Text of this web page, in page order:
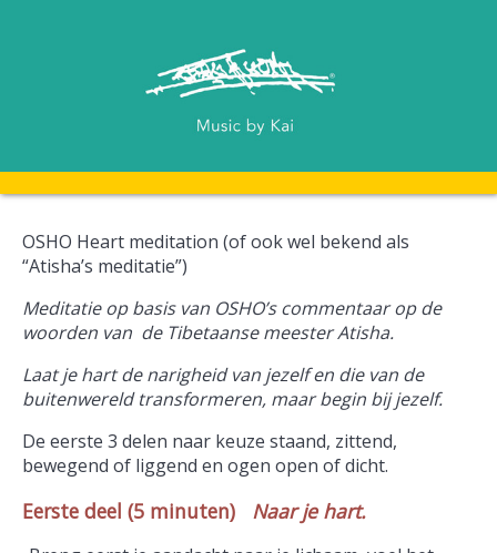
OSHO Heart meditation (of ook wel bekend als
“Atisha’s meditatie”)
Meditatie op basis van OSHO’s commentaar op de
woorden van de Tibetaanse meester Atisha.
Laat je hart de narigheid van jezelf en die van de
buitenwereld transformeren, maar begin bij jezelf.
De eerste 3 delen naar keuze staand, zittend,
bewegend of liggend en ogen open of dicht.
Eerste deel (5 minuten) Naar je hart.